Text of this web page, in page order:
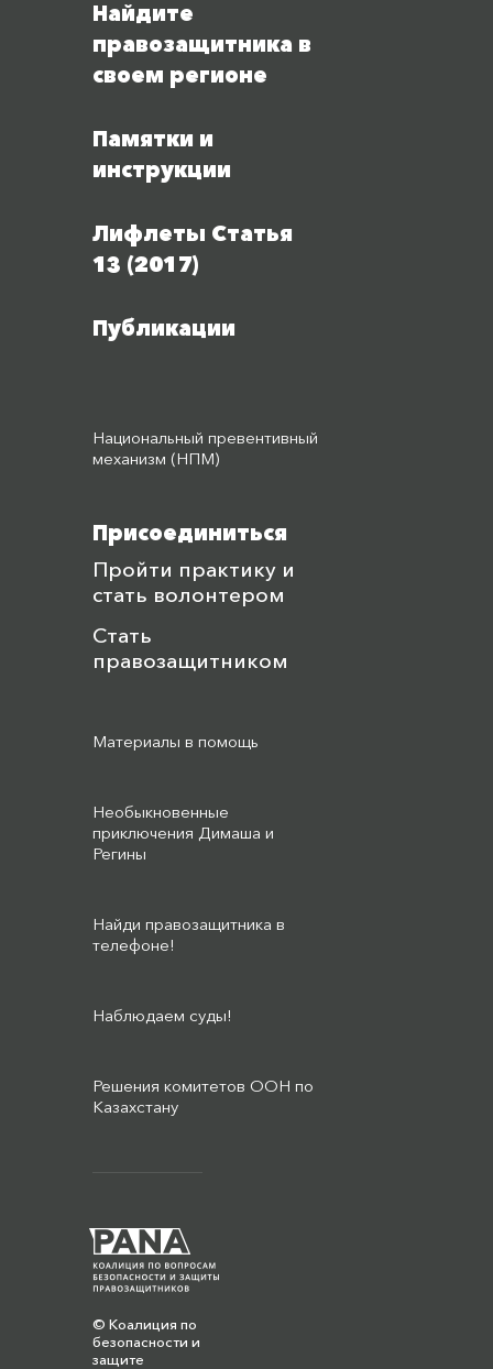
© Коалиция по
безопасности и
защите
Найдите
правозащитника в
своем регионе
Памятки и
инструкции
Лифлеты Статья
13 (2017)
Публикации
Национальный превентивный
механизм (НПМ)
Присоединиться
Пройти практику и
стать волонтером
Стать
правозащитником
Материалы в помощь
Необыкновенные
приключения Димаша и
Регины
Найди правозащитника в
телефоне!
Наблюдаем суды!
Решения комитетов ООН по
Казахстану